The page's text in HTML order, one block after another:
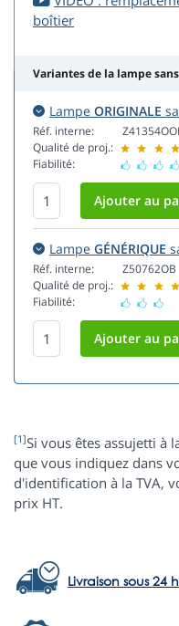
boîtier
Variantes de la lampe
Lampe ORIGINALE
Réf. interne:
Qualité de proj.:
Fiabilité:
Lampe GÉNÉRIQUE
Réf. interne:
Qualité de proj.:
Fiabilité:
Z50762OB
[1]Si vous êtes assujetti à
que vous indiquez dans
d'identification à la TVA,
prix HT.
Livraison sous 24